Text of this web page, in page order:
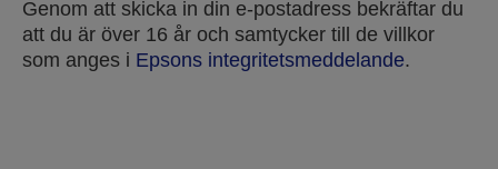
Genom att skicka in din e-postadress bekräftar du
att du är över 16 år och samtycker till de villkor
som anges i Epsons integritetsmeddelande.